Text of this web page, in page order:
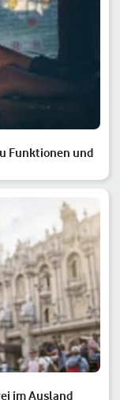
Funktionen und
im Ausland